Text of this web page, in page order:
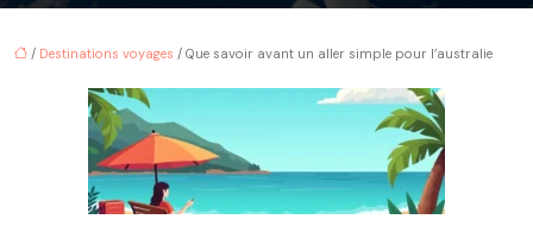
/ Destinations voyages / Que savoir avant un aller simple pour l’australie